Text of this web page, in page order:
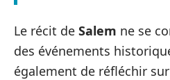
Le récit de Salem ne se
des événements
également de réfléchir